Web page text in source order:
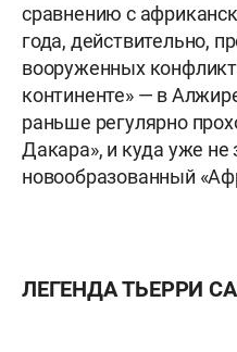
сравнению с
года, действительно,
вооруженных
континенте» — в
раньше регулярно
Дакара», и куда уже не
новообразованный
ЛЕГЕНДА ТЬЕРРИ